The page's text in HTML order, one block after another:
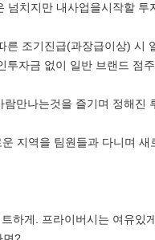
넘치지만 내사업을시작할 투
른 조기진급(과장급이상) 시
투자금 없이 일반 브랜드 점
람만나는것을 즐기며 정해진
지역을 팀원들과 다니며 새
하게. 프라이버시는 여유있